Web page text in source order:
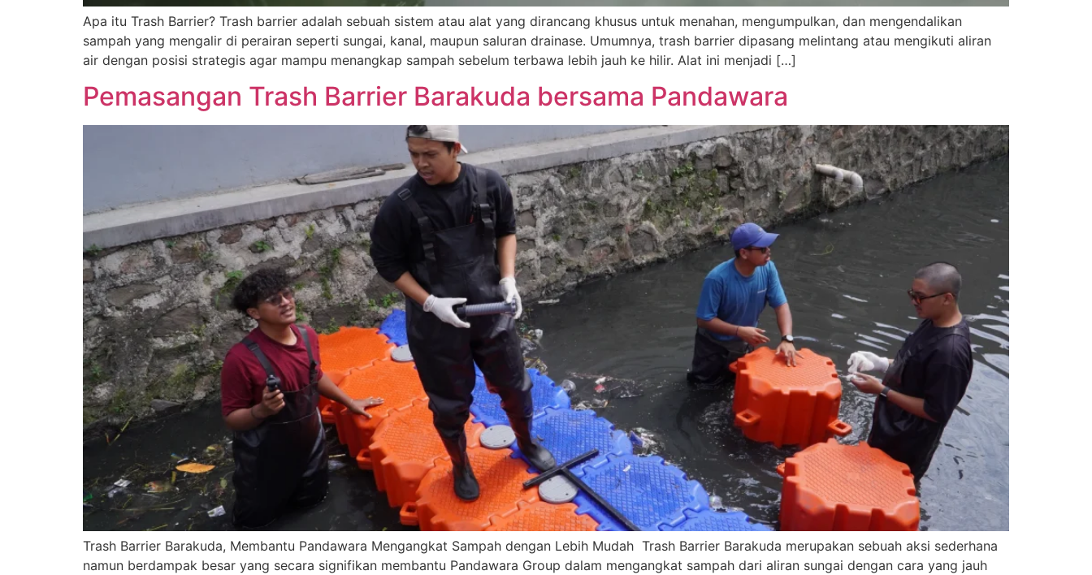
Apa itu Trash Barrier? Trash barrier adalah sebuah sistem atau alat yang dirancang khusus untuk menahan, mengumpulkan, dan mengendalikan
sampah yang mengalir di perairan seperti sungai, kanal, maupun saluran drainase. Umumnya, trash barrier dipasang melintang atau mengikuti aliran
air dengan posisi strategis agar mampu menangkap sampah sebelum terbawa lebih jauh ke hilir. Alat ini menjadi […]
Pemasangan Trash Barrier Barakuda bersama Pandawara
Trash Barrier Barakuda, Membantu Pandawara Mengangkat Sampah dengan Lebih Mudah Trash Barrier Barakuda merupakan sebuah aksi sederhana
namun berdampak besar yang secara signifikan membantu Pandawara Group dalam mengangkat sampah dari aliran sungai dengan cara yang jauh